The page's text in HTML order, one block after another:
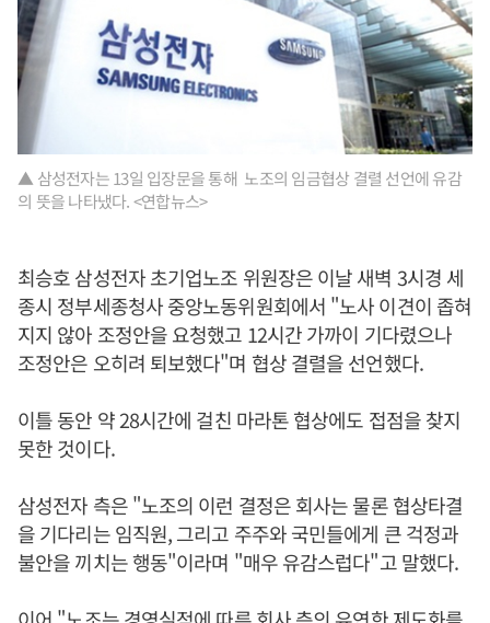
▲ 삼성전자는 13일 입장문을 통해 노조의 임금협상 결렬 선언에 유감
의 뜻을 나타냈다. <연합뉴스>
최승호 삼성전자 초기업노조 위원장은 이날 새벽 3시경 세
종시 정부세종청사 중앙노동위원회에서 "노사 이견이 좁혀
지지 않아 조정안을 요청했고 12시간 가까이 기다렸으나
조정안은 오히려 퇴보했다"며 협상 결렬을 선언했다.
이틀 동안 약 28시간에 걸친 마라톤 협상에도 접점을 찾지
못한 것이다.
삼성전자 측은 "노조의 이런 결정은 회사는 물론 협상타결
을 기다리는 임직원, 그리고 주주와 국민들에게 큰 걱정과
불안을 끼치는 행동"이라며 "매우 유감스럽다"고 말했다.